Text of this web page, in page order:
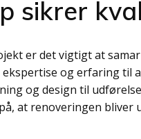
sikrer
er det vigtigt at
og erfaring
og design til
at renoveringen